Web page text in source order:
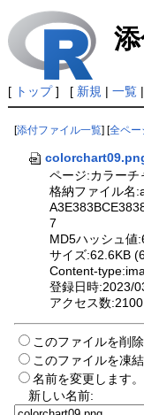
[ トップ] [ 新規 | 一覧|
[添付ファイル一覧 ] [全ペー
ページ:カラーチ
格納ファイル名
7
MD5ハッシュ値
サイズ:62.6KB
Content-
登録日時:2023/
アクセス数:2100
このファイルを削除
このファイルを凍
名前を変更します
新しい名前: